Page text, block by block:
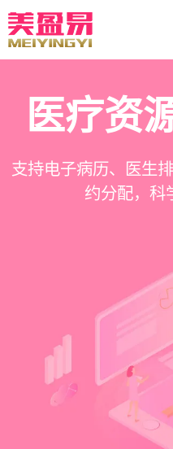
智慧医
一站式解决医美机构
员管理、财
医疗资
支持电子病历、医生
约分配，科
高净值
支持客户分级管理、
定制、实现
营销
提供小程序商城、私
销多种营销工